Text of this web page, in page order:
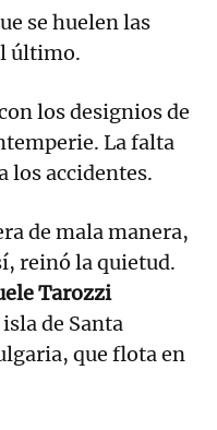
se huelen las
último.
los designios de
La falta
los accidentes.
de mala manera,
reinó la quietud.
Tarozzi
de Santa
que flota en